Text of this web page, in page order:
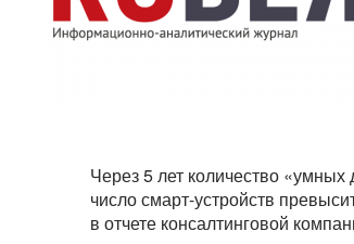
Через 5 лет количество
число смарт-устройств
в отчете консалтинговой